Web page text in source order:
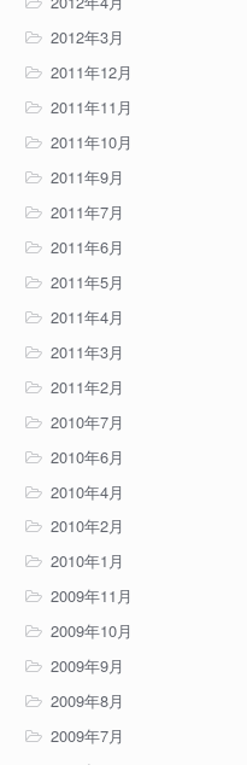
2012年3月
2011年12月
2011年11月
2011年10月
2011年9月
2011年7月
2011年6月
2011年5月
2011年4月
2011年3月
2011年2月
2010年7月
2010年6月
2010年4月
2010年2月
2010年1月
2009年11月
2009年10月
2009年9月
2009年8月
2009年7月